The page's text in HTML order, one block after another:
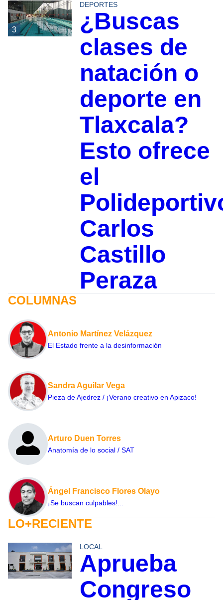
3
DEPORTES
¿Buscas
clases de
natación o
deporte en
Tlaxcala?
Esto ofrece
el
Carlos
Castillo
Peraza
COLUMNAS
Antonio Martínez Velázquez
El Estado frente a la desinformación
Sandra Aguilar Vega
Pieza de Ajedrez / ¡Verano creativo en Apizaco!
Arturo Duen Torres
Anatomía de lo social / SAT
Ángel Francisco Flores Olayo
¡Se buscan culpables!...
LO+RECIENTE
LOCAL
Aprueba
Congreso